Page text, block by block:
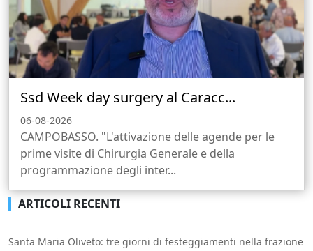
Ssd Week day surgery al Caracc...
06-08-2026
CAMPOBASSO. "L'attivazione delle agende per le
prime visite di Chirurgia Generale e della
programmazione degli inter...
ARTICOLI RECENTI
Santa Maria Oliveto: tre giorni di festeggiamenti nella frazione